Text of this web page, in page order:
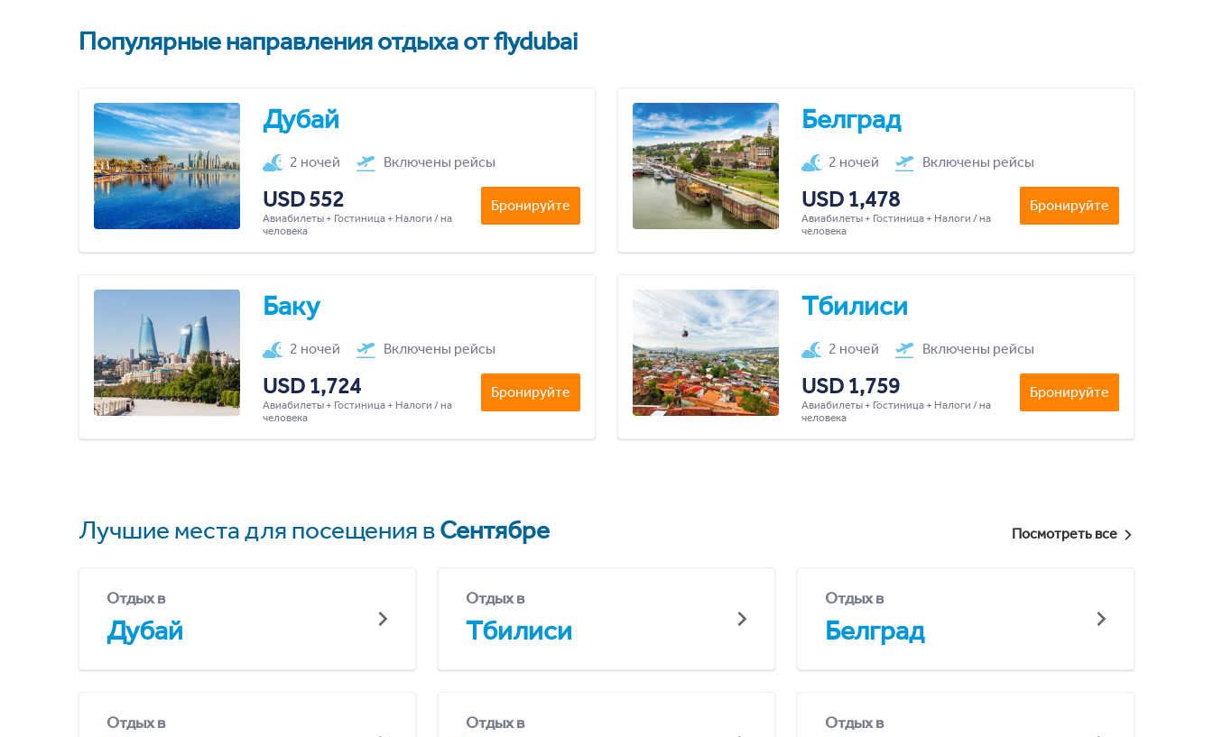
Популярные направления отдыха от flydubai
Дубай
2 ночей Включены рейсы
USD 552
Авиабилеты + Гостиница + Налоги / на
человека
Бронируйте
Белград
2 ночей Включены рейсы
USD 1,478
Авиабилеты + Гостиница + Налоги / на
человека
Бронируйте
Баку
2 ночей Включены рейсы
USD 1,724
Авиабилеты + Гостиница + Налоги / на
человека
Бронируйте
Тбилиси
2 ночей Включены рейсы
USD 1,759
Авиабилеты + Гостиница + Налоги / на
человека
Бронируйте
Лучшие места для посещения вСентябре Посмотреть все
Отдых в
Дубай
Отдых в
Тбилиси
Отдых в
Белград
Отдых в Отдых в Отдых в